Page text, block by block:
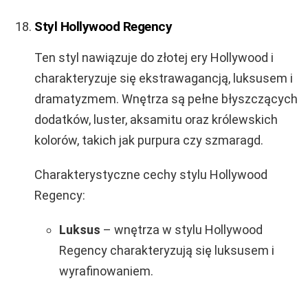
Styl Hollywood Regency
Ten styl nawiązuje do złotej ery Hollywood i
charakteryzuje się ekstrawagancją, luksusem i
dramatyzmem. Wnętrza są pełne błyszczących
dodatków, luster, aksamitu oraz królewskich
kolorów, takich jak purpura czy szmaragd.
Charakterystyczne cechy stylu Hollywood
Regency:
Luksus – wnętrza w stylu Hollywood
Regency charakteryzują się luksusem i
wyrafinowaniem.